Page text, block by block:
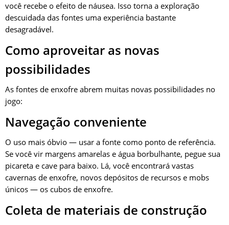
você recebe o efeito de náusea. Isso torna a exploração
descuidada das fontes uma experiência bastante
desagradável.
Como aproveitar as novas
possibilidades
As fontes de enxofre abrem muitas novas possibilidades no
jogo:
Navegação conveniente
O uso mais óbvio — usar a fonte como ponto de referência.
Se você vir margens amarelas e água borbulhante, pegue sua
picareta e cave para baixo. Lá, você encontrará vastas
cavernas de enxofre, novos depósitos de recursos e mobs
únicos — os cubos de enxofre.
Coleta de materiais de construção